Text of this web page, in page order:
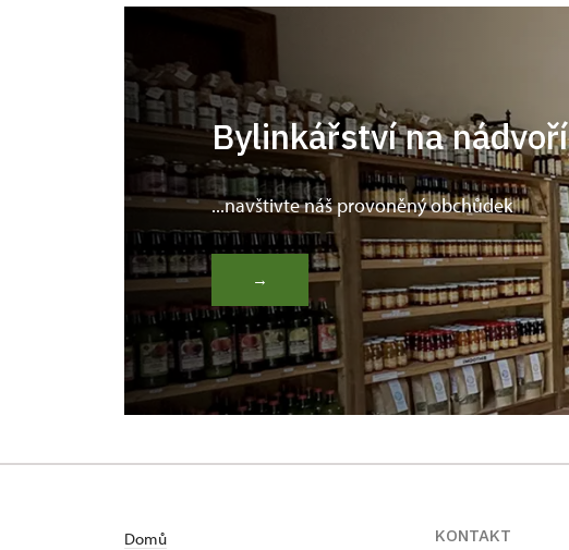
Bylinkářství na nádvoří
...navštivte náš provoněný obchůdek
→
Domů
KONTAKT